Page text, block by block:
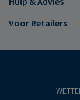
Voor Retailers